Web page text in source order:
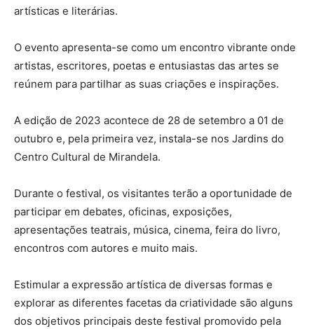
artísticas e literárias.
O evento apresenta-se como um encontro vibrante onde
artistas, escritores, poetas e entusiastas das artes se
reúnem para partilhar as suas criações e inspirações.
A edição de 2023 acontece de 28 de setembro a 01 de
outubro e, pela primeira vez, instala-se nos Jardins do
Centro Cultural de Mirandela.
Durante o festival, os visitantes terão a oportunidade de
participar em debates, oficinas, exposições,
apresentações teatrais, música, cinema, feira do livro,
encontros com autores e muito mais.
Estimular a expressão artística de diversas formas e
explorar as diferentes facetas da criatividade são alguns
dos objetivos principais deste festival promovido pela